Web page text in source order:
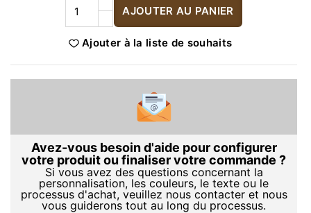
AJOUTER AU PANIER
Ajouter à la liste de souhaits
Avez-vous besoin d'aide pour configurer
votre produit ou finaliser votre commande ?
Si vous avez des questions concernant la
personnalisation, les couleurs, le texte ou le
processus d'achat, veuillez nous contacter et nous
vous guiderons tout au long du processus.